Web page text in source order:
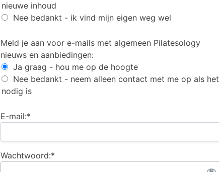
nieuwe inhoud
Nee bedankt - ik vind mijn eigen weg wel
Optin for general Pilatesology news and offers emails
Meld je aan voor e-mails met algemeen Pilatesology
nieuws en aanbiedingen:
Ja graag - hou me op de hoogte
Nee bedankt - neem alleen contact met me op als het
nodig is
E-mail:*
Wachtwoord:*